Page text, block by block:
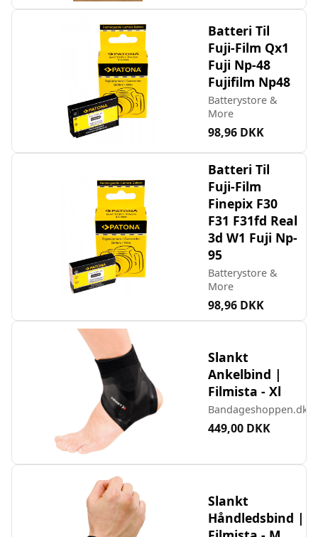
Batteri Til
Fuji-Film Qx1
Fuji Np-48
Fujifilm Np48
Batterystore &
More
98,96 DKK
Batteri Til
Fuji-Film
Finepix F30
F31 F31fd Real
3d W1 Fuji Np-
95
Batterystore &
More
98,96 DKK
Slankt
Ankelbind |
Filmista - Xl
Bandageshoppen.dk
449,00 DKK
Slankt
Håndledsbind |